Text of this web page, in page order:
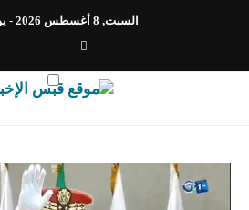
السبت, 8 أغسطس 2026 - يومًا سعيدًا!